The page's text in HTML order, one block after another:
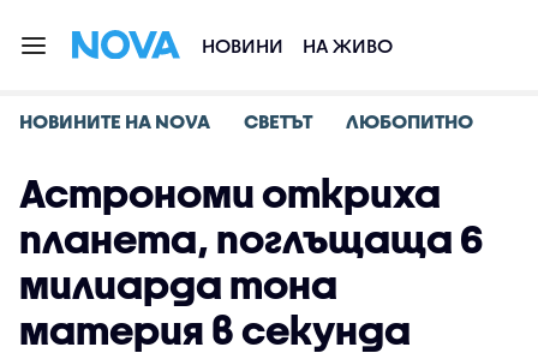
НОВИНИ НА ЖИВО
НОВИНИТЕ НА NOVA СВЕТЪТ ЛЮБОПИТНО
Астрономи откриха
планета, поглъщаща 6
милиарда тона
материя в секунда